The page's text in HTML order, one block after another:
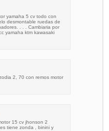
yamaha 5 cv todo con
desmontable ruedas de
. . . Cambiaria por
yamaha ktm kawasaki
2, 70 con remos motor
15 cv jhonson 2
tiene zonda , binini y